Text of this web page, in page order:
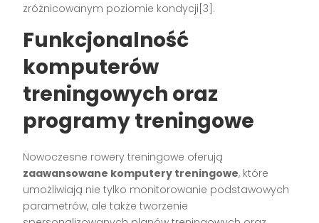
zróżnicowanym poziomie kondycji[3].
Funkcjonalność
komputerów
treningowych oraz
programy treningowe
Nowoczesne rowery treningowe oferują
zaawansowane komputery treningowe, które
umożliwiają nie tylko monitorowanie podstawowych
parametrów, ale także tworzenie